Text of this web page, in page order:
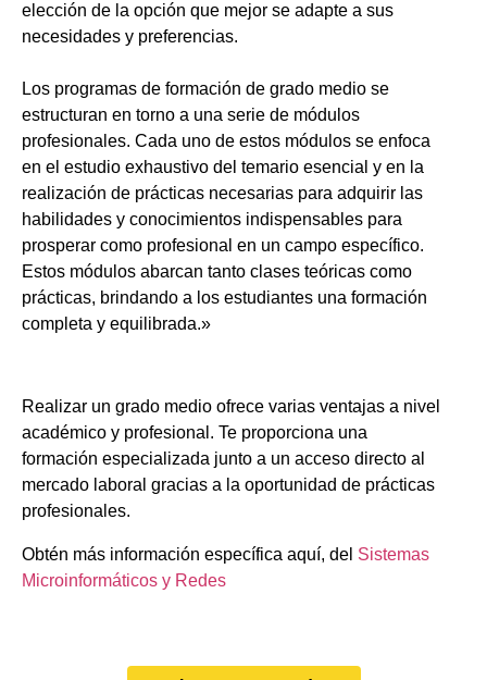
elección de la opción que mejor se adapte a sus
necesidades y preferencias.
Los programas de formación de grado medio se
estructuran en torno a una serie de módulos
profesionales. Cada uno de estos módulos se enfoca
en el estudio exhaustivo del temario esencial y en la
realización de prácticas necesarias para adquirir las
habilidades y conocimientos indispensables para
prosperar como profesional en un campo específico.
Estos módulos abarcan tanto clases teóricas como
prácticas, brindando a los estudiantes una formación
completa y equilibrada.»
Realizar un grado medio ofrece varias ventajas a nivel
académico y profesional. Te proporciona una
formación especializada junto a un acceso directo al
mercado laboral gracias a la oportunidad de prácticas
profesionales.
Obtén más información específica aquí, del Sistemas
Microinformáticos y Redes